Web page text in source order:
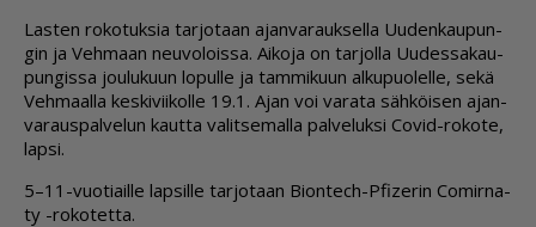
Las­ten ro­ko­tuk­sia tar­jo­taan ajan­va­rauk­sel­la Uu­den­kau­pun­
gin ja Veh­maan neu­vo­lois­sa. Ai­ko­ja on tar­jol­la Uu­des­sa­kau­
pun­gis­sa jou­lu­kuun lo­pul­le ja tam­mi­kuun al­ku­puo­lel­le, sekä
Veh­maal­la kes­ki­vii­kol­le 19.1. Ajan voi va­ra­ta säh­köi­sen ajan­
va­raus­pal­ve­lun kaut­ta va­lit­se­mal­la pal­ve­luk­si Co­vid-ro­ko­te,
lap­si.
5–11-vuo­ti­ail­le lap­sil­le tar­jo­taan Bi­on­tech-Pfi­ze­rin Co­mir­na­
ty -ro­ko­tet­ta.